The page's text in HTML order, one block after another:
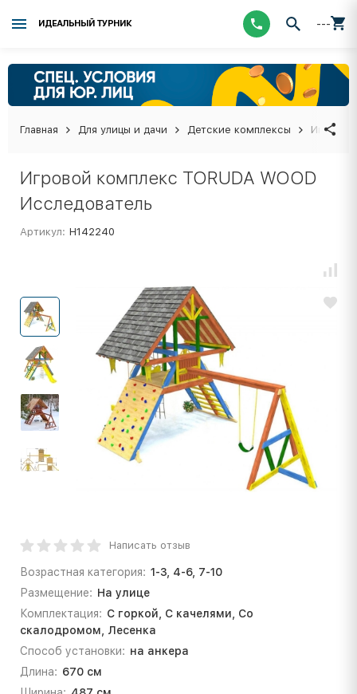
ИДЕАЛЬНЫЙ ТУРНИК ---
Главная Для улицы и дачи Детские комплексы Игровой
Игровой комплекс TORUDA WOOD
Исследователь
Артикул: Н142240
Написать отзыв
Возрастная категория: 1-3, 4-6, 7-10
Размещение: На улице
Комплектация: С горкой, С качелями, Со
скалодромом, Лесенка
Способ установки: на анкера
Длина: 670 см